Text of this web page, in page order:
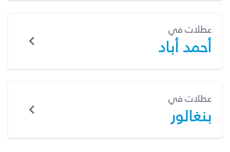
عطلات في
أحمد أباد
عطلات في
بنغالور